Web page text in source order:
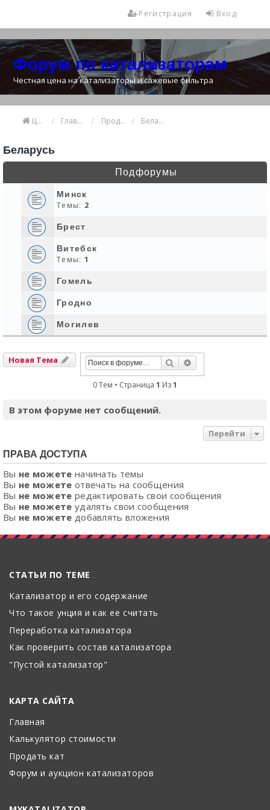
Вход
Регистрация
Форум по катализаторам
Честная цена на катализаторы и сажевые фильтра
Цена катализатора Главная Продажа и покупка катализаторов Беларусь
Беларусь
Подфорумы
Минск
Темы: 2
Брест
Витебск
Темы: 1
Гомель
Гродно
Могилев
Новая Тема Поиск
0 Тем • Страница 1 Из1
В этом форуме нет сообщений.
Перейти
ПРАВА ДОСТУПА
Вы не можете начинать темы
Вы не можете отвечать на сообщения
Вы не можете редактировать свои сообщения
Вы не можете удалять свои сообщения
Вы не можете добавлять вложения
СТАТЬИ ПО ТЕМЕ
Катализатор и его содержание
Что такое унция и как ее считать
Переработка катализатора
Как проверить состав катализатора
"Пустой катализатор"
КАРТА САЙТА
Главная
Калькулятор стоимости
Продать кат
Форум и аукцион катализаторов